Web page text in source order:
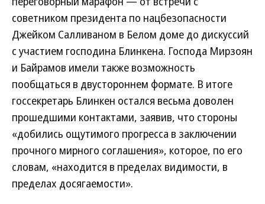
советником президента по нацбезопасности
Джейком Салливаном в Белом доме до дискуссий
с участием господина Блинкена. Господа Мирзоян
и Байрамов имели также возможность
пообщаться в двустороннем формате. В итоге
госсекретарь Блинкен остался весьма доволен
прошедшими контактами, заявив, что стороны
«добились ощутимого прогресса в заключении
прочного мирного соглашения», которое, по его
словам, «находится в пределах видимости, в
пределах досягаемости».